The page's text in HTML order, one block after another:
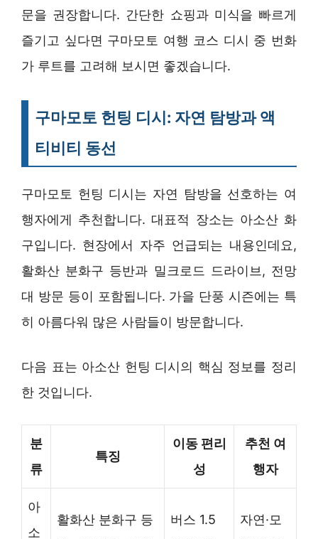
문을 권장합니다. 간단한 쇼핑과 미식을 빠르게
즐기고 싶다면 구마모토 여행 코스 디시 중 번화
가 루트를 고려해 보시면 좋겠습니다.
구마모토 헌팅 디시: 자연 탐방과 액
티비티 동선
구마모토 헌팅 디시는 자연 탐방을 선호하는 여
행자에게 추천합니다. 대표적 장소는 아소산 화
구입니다. 현장에서 자주 언급되는 내용인데요,
활화산 분화구 등반과 밀크로드 드라이브, 전망
대 방문 등이 포함됩니다. 가을 단풍 시즌에는 특
히 아름다워 많은 사람들이 방문합니다.
다음 표는 아소산 헌팅 디시의 핵심 정보를 정리
한 것입니다.
분
류
특징
이동 편리
성
추천 여
행자
아
소
활화산 분화구 등
버스 1.5
자연·모